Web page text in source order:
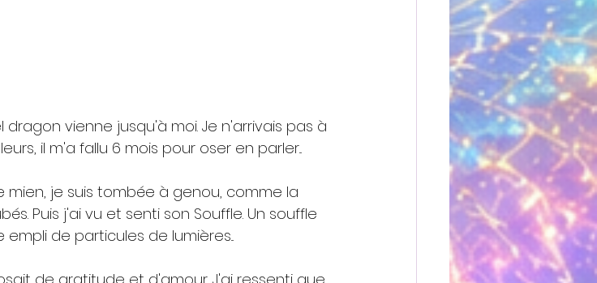
vienne jusqu'à moi. Je n'arrivais pas à
il m'a fallu 6 mois pour oser en parler...
mien, je suis tombée à genou, comme la
Puis j'ai vu et senti son Souffle. Un souffle
de particules de lumières...